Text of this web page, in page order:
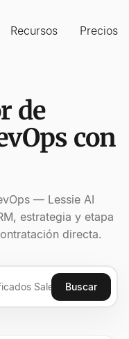
Recursos Precios
de
con
— Lessie AI
estrategia y etapa
directa.
Buscar